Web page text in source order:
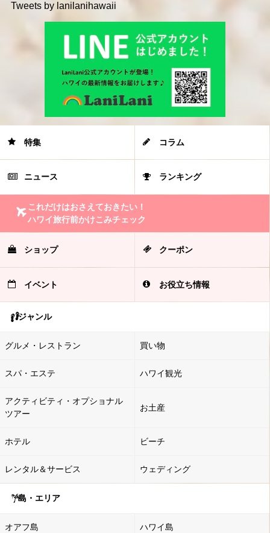
Tweets by lanilanihawaii
特集 コラム
ニュース ランキング
これだけはおさえておきたい！
ハワイ旅行前かけこみチェック
ショップ クーポン
イベント お役立ち情報
ジャンル
グルメ・レストラン 買い物
スパ・エステ ハワイ観光
アクティビティ・オプショナル
ツアー
お土産
ホテル ビーチ
レンタル＆サービス ウェディング
島・エリア
オアフ島 ハワイ島